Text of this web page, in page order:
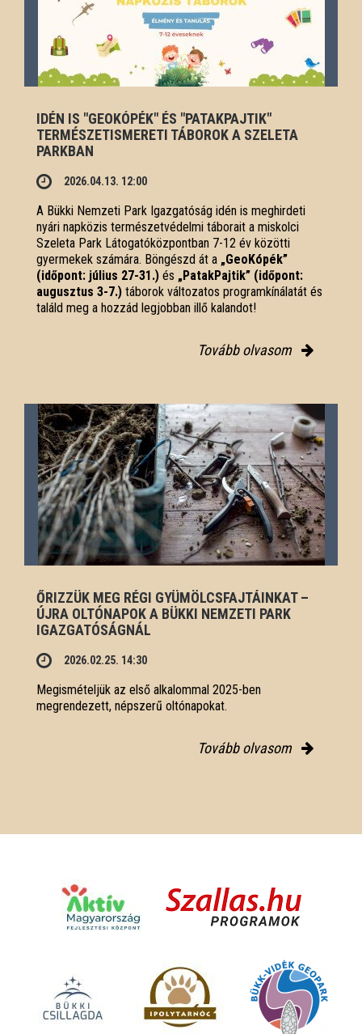
IDÉN IS "GEOKÓPÉK" ÉS "PATAKPAJTIK"
TERMÉSZETISMERETI TÁBOROK A SZELETA
PARKBAN
2026.04.13. 12:00
A Bükki Nemzeti Park Igazgatóság idén is meghirdeti
nyári napközis természetvédelmi táborait a miskolci
Szeleta Park Látogatóközpontban 7-12 év közötti
gyermekek számára. Böngészd át a „GeoKópék”
(időpont: július 27-31.) és „PatakPajtik” (időpont:
augusztus 3-7.) táborok változatos programkínálatát és
találd meg a hozzád legjobban illő kalandot!
Tovább olvasom
ŐRIZZÜK MEG RÉGI GYÜMÖLCSFAJTÁINKAT –
ÚJRA OLTÓNAPOK A BÜKKI NEMZETI PARK
IGAZGATÓSÁGNÁL
2026.02.25. 14:30
Megismételjük az első alkalommal 2025-ben
megrendezett, népszerű oltónapokat.
Tovább olvasom